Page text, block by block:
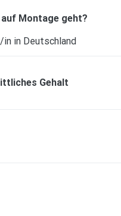
Montage geht?
in Deutschland
Gehalt